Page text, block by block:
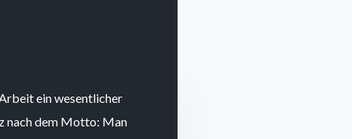
ein wesentlicher
nach dem Motto: Man